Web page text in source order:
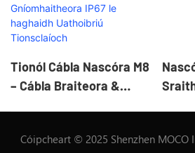
Tionól Cábla Nascóra M8
– Cábla Braiteora &
Tionsclaíoch
Cóipcheart © 2025 Shenzhen MOCO